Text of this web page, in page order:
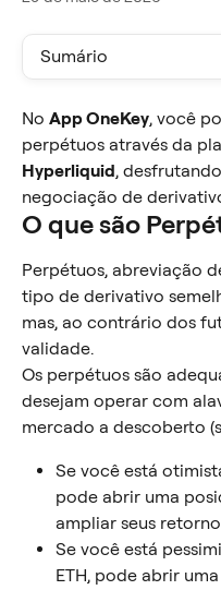
Sumário
No App OneKey, você
perpétuos através da
Hyperliquid,
negociação de
O que são
Perpétuos, abreviação
tipo de derivativo
mas, ao contrário dos
validade.
Os perpétuos são
desejam operar com
mercado a descoberto
Se você está
pode abrir uma
ampliar seus
Se você está
ETH, pode abrir